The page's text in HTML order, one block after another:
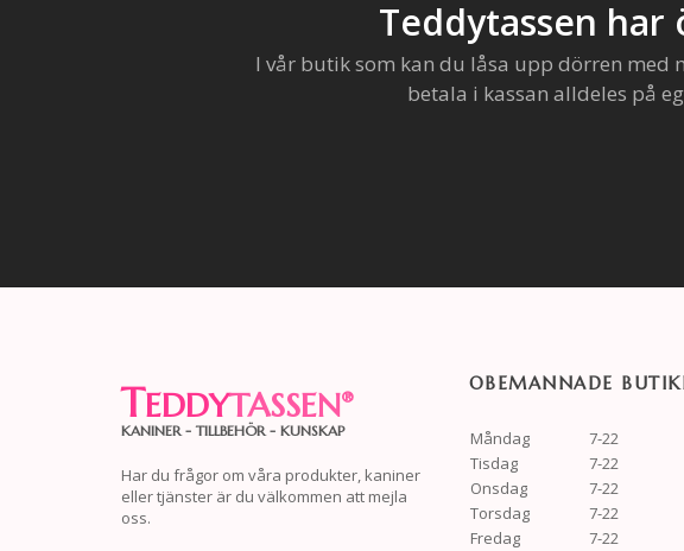
Teddytassen
I vår butik som kan du låsa upp dörren med
betala i kassan alldeles på
TEDDYTASSEN®
KANINER - TILLBEHÖR - KUNSKAP
Har du frågor om våra produkter, kaniner
eller tjänster är du välkommen att mejla
oss.
OBEMANNADE
Måndag
7-22
Tisdag
7-22
Onsdag
7-22
Torsdag
7-22
Fredag
7-22